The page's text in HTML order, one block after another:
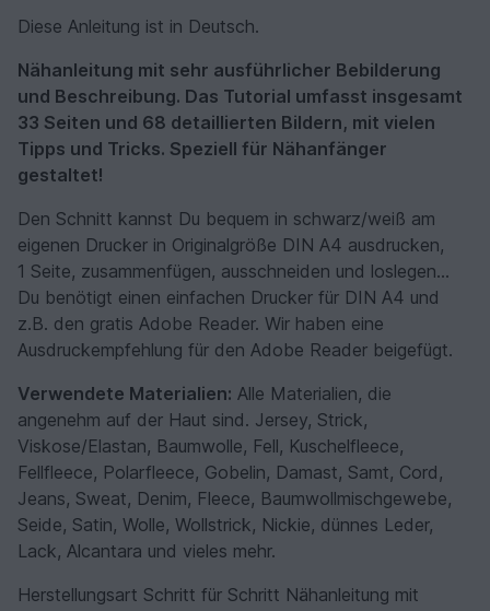
Diese Anleitung ist in Deutsch.
Nähanleitung mit sehr ausführlicher Bebilderung
und Beschreibung. Das Tutorial umfasst insgesamt
33 Seiten und 68 detaillierten Bildern, mit vielen
Tipps und Tricks. Speziell für Nähanfänger
gestaltet!
Den Schnitt kannst Du bequem in schwarz/weiß am
eigenen Drucker in Originalgröße DIN A4 ausdrucken,
1 Seite, zusammenfügen, ausschneiden und loslegen...
Du benötigt einen einfachen Drucker für DIN A4 und
z.B. den gratis Adobe Reader. Wir haben eine
Ausdruckempfehlung für den Adobe Reader beigefügt.
Verwendete Materialien: Alle Materialien, die
angenehm auf der Haut sind. Jersey, Strick,
Viskose/Elastan, Baumwolle, Fell, Kuschelfleece,
Fellfleece, Polarfleece, Gobelin, Damast, Samt, Cord,
Jeans, Sweat, Denim, Fleece, Baumwollmischgewebe,
Seide, Satin, Wolle, Wollstrick, Nickie, dünnes Leder,
Lack, Alcantara und vieles mehr.
Herstellungsart Schritt für Schritt Nähanleitung mit